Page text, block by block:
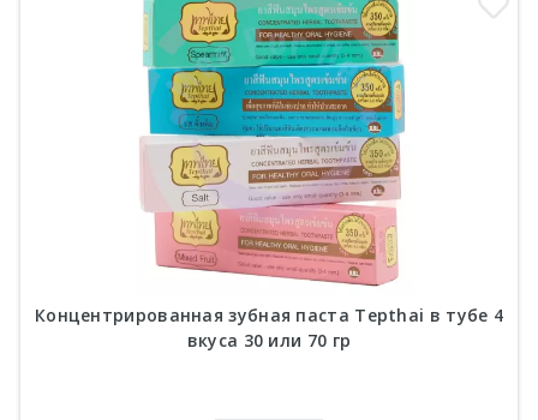
Концентрированная зубная паста Tepthai в тубе 4
вкуса 30 или 70 гр